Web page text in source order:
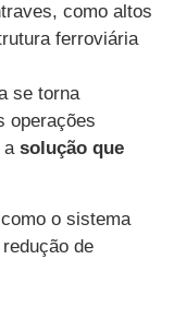
como altos
ferroviária
se torna
operações
a solução que
o sistema
de